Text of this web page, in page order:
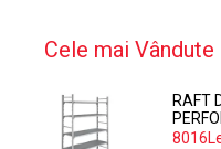
Cele mai Vândute
RAFT
374*60